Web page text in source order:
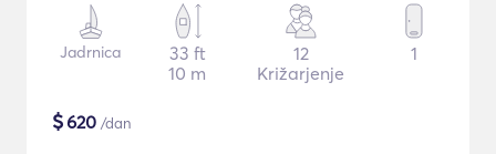
Jadrnica
33 ft
10 m
12
Križarjenje
1
$620 /dan